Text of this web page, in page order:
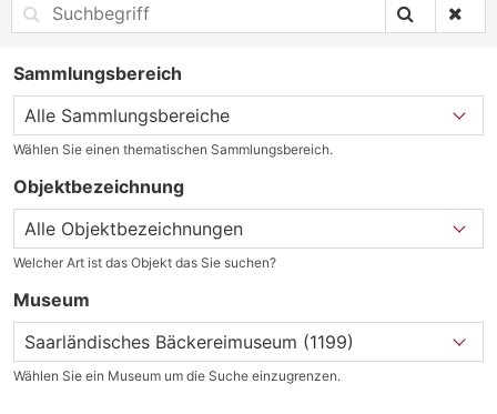
Sammlungsbereich
Wählen Sie einen thematischen Sammlungsbereich.
Objektbezeichnung
Welcher Art ist das Objekt das Sie suchen?
Museum
Wählen Sie ein Museum um die Suche einzugrenzen.